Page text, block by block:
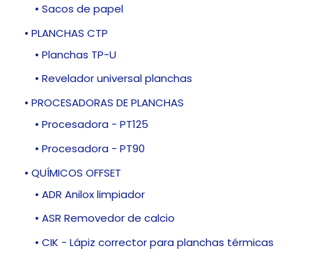
• Sacos de papel
• PLANCHAS CTP
• Planchas TP-U
• Revelador universal planchas
• PROCESADORAS DE PLANCHAS
• Procesadora - PT125
• Procesadora - PT90
• QUÍMICOS OFFSET
• ADR Anilox limpiador
• ASR Removedor de calcio
• CIK - Lápiz corrector para planchas térmicas